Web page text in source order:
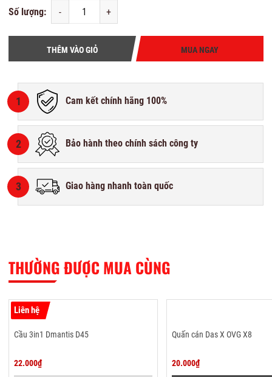
Số lượng: - +
THÊM VÀO GIỎ MUA NGAY
1 Cam kết chính hãng 100%
2 Bảo hành theo chính sách công ty
3 Giao hàng nhanh toàn quốc
THƯỜNG ĐƯỢC MUA CÙNG
Liên hệ
Cầu 3in1 Dmantis D45
22.000₫
Quấn cán Das X OVG X8
20.000₫